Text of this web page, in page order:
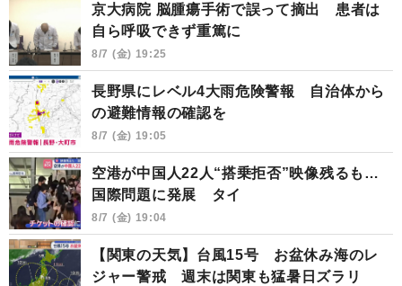
京大病院 脳腫瘍手術で誤って摘出 患者は
自ら呼吸できず重篤に
8/7 (金) 19:25
長野県にレベル4大雨危険警報 自治体から
の避難情報の確認を
8/7 (金) 19:05
空港が中国人22人“搭乗拒否”映像残るも…
国際問題に発展 タイ
8/7 (金) 19:04
【関東の天気】台風15号 お盆休み海のレ
ジャー警戒 週末は関東も猛暑日ズラリ